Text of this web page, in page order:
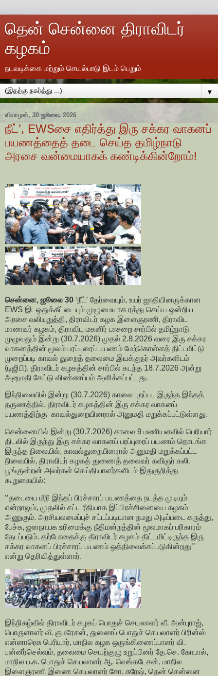
தென் சென்னை திராவிடர்
கழகம்
நடவடிக்கை மற்றும் செயல்பாடு இடம் பெறும்
▼
வியாழன், 30 ஜூலை, 2026
நீட்’, EWSசை எதிர்த்து இரு சக்கர வாகனப்
பயணத்தைத் தடை செய்த தமிழ்நாடு
அரசை வன்மையாகக் கண்டிக்கின்றோம்!
சென்னை, ஜூலை 30 ‘நீட்’ தேர்வையும், உயர் ஜாதியினருக்கான
EWS இடஒதுக்கீட்டையும் முழுமையாக ரத்து செய்ய ஒன்றிய
அரசை வலியுறுத்தி, திராவிடர் கழக இளைஞரணி, திராவிட
மாணவர் கழகம், திராவிட மகளிர் பாசறை சார்பில் தமிழ்நாடு
முழுவதும் இன்று (30.7.2026) முதல் 2.8.2026 வரை இரு சக்கர
வாகனத்தின் மூலம் பரப்புரைப் பயணம் மேற்கொள்ளத் திட்டமிட்டு
முறைப்படி காவல் துறைத் தலைமை இயக்குநர் அவர்களிடம்
(டிஜிபி), திராவிடர் கழகத்தின் சார்பில் கடந்த 18.7.2026 அன்று
அனுமதி கேட்டு விண்ணப்பம் அளிக்கப்பட்டது.
இந்நிலையில் இன்று (30.7.2026) காலை புறப்பட இருந்த இந்தத்
தருணத்தில், திராவிடர் கழகத்தின் இரு சக்கர வாகனப்
பயணத்திற்கு காவல்துறையினரால் அனுமதி மறுக்கப்பட்டுள்ளது.
சென்னையில் இன்று (30.7.2026) காலை 9 மணியளவில் பெரியார்
திடலில் இருந்து இரு சக்கர வாகனப் பரப்புரைப் பயணம் தொடங்க
இருந்த நிலையில், காவல்துறையினரால் அனுமதி மறுக்கப்பட்ட
நிலையில், திராவிடர் கழகத் துணைத் தலைவர் கவிஞர் கலி.
பூங்குன்றன் அவர்கள் செய்தியாளர்களிடம் இதுகுறித்து
கூறுகையில்:
‘‘தடையை மீறி இந்தப் பிரச்சாரப் பயணத்தை நடத்த முடியும்
என்றாலும், முதலில் சட்ட ரீதியாக இப்பிரச்சினையை கழகம்
அணுகும். அரசியலமைப்புச் சட்டப்படியான நமது அடிப்படை கருத்து,
பேச்சு, ஜனநாயக உரிமைக்கு நீதிமன்றத்தின் மூலமாகப் பரிகாரம்
தேடப்படும். தற்போதைக்கு திராவிடர் கழகம் திட்டமிட்டிருந்த இரு
சக்கர வாகனப் பிரச்சாரப் பயணம் ஒத்திவைக்கப்படுகின்றது’’
என்று தெரிவித்துள்ளார்.
இந்நிகழ்வில் திராவிடர் கழகப் பொதுச் செயலாளர் வீ. அன்புராஜ்,
பொருளாளர் வீ. குமரேசன், துணைப் பொதுச் செயலாளர் பிரின்ஸ்
என்னாரெசு பெரியார், மாநில கழக ஒருங்கிணைப்பாளர் வி.
பன்னீர்செல்வம், தலைமை செயற்குழு உறுப்பினர் தே.செ. கோபால்,
மாநில ப.க. பொதுச் செயலாளர் ஆ. வெங்கடேசன், மாநில
இளைஞரணி இணை செயலாளர் சோ. சுரேஷ், தென் சென்னை